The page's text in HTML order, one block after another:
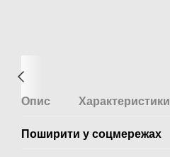
Опис Характеристики
Поширити у соцмережах